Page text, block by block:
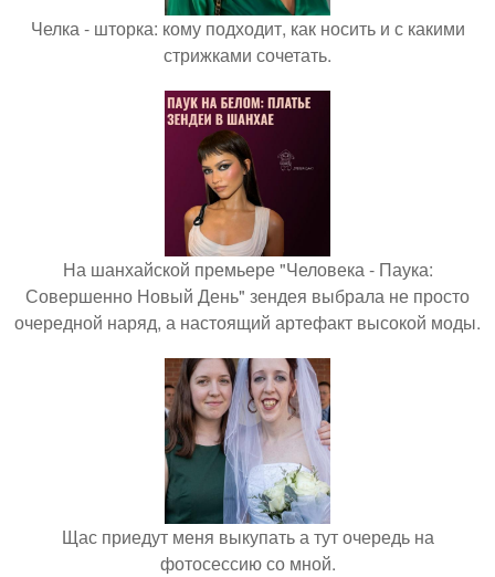
Челка - шторка: кому подходит, как носить и с какими
стрижками сочетать.
На шанхайской премьере "Человека - Паука:
Совершенно Новый День" зендея выбрала не просто
очередной наряд, а настоящий артефакт высокой моды.
Щас приедут меня выкупать а тут очередь на
фотосессию со мной.